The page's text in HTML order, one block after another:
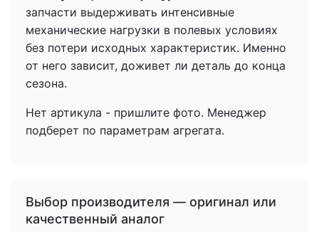
запчасти выдерживать интенсивные
механические нагрузки в полевых условиях
без потери исходных характеристик. Именно
от него зависит, доживет ли деталь до конца
сезона.
Нет артикула - пришлите фото. Менеджер
подберет по параметрам агрегата.
Выбор производителя — оригинал или
качественный аналог